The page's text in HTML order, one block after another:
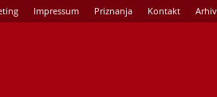
Impressum Priznanja Kontakt Arhiva